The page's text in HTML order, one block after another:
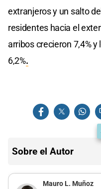
extranjeros y un salto
residentes hacia el
arribos crecieron 7,4%
6,2%.
Sobre el Autor
Mauro L. Muñoz